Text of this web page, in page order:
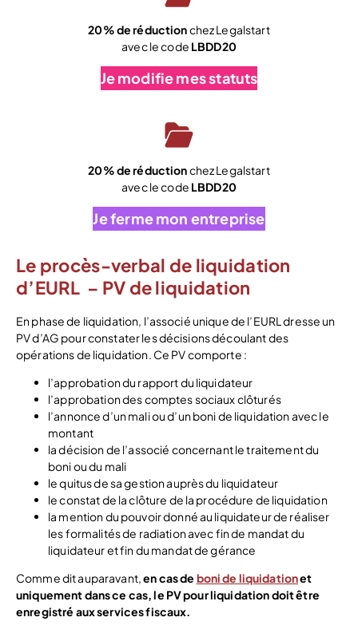
20% de réductionchez Legalstart
avec le code LBDD20
Je modifie mes statuts
20% de réductionchez Legalstart
avec le code LBDD20
Je ferme mon entreprise
Le procès-verbal de liquidation
d’EURL – PV de liquidation
En phase de liquidation, l’associé unique de l’EURL dresse un
PV d’AG pour constater les décisions découlant des
opérations de liquidation. Ce PV comporte :
l’approbation du rapport du liquidateur
l’approbation des comptes sociaux clôturés
l’annonce d’un mali ou d’un boni de liquidation avec le
montant
la décision de l’associé concernant le traitement du
boni ou du mali
le quitus de sa gestion auprès du liquidateur
le constat de la clôture de la procédure de liquidation
la mention du pouvoir donné au liquidateur de réaliser
les formalités de radiation avec fin de mandat du
liquidateur et fin du mandat de gérance
Comme dit auparavant,en cas de boni de liquidationet
uniquement dans ce cas, le PV pour liquidation doit être
enregistré aux services fiscaux.